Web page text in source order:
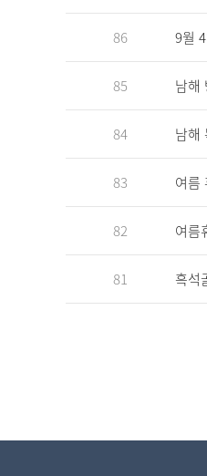
86 9월
85 남해
84 남해
83 여름
82 여름
81 흑석